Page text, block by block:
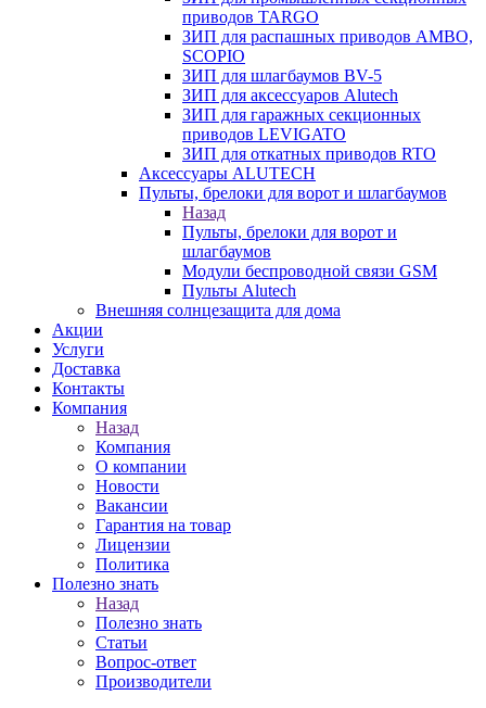
приводов TARGO
ЗИП для распашных приводов AMBO,
SCOPIO
ЗИП для шлагбаумов BV-5
ЗИП для аксессуаров Alutech
ЗИП для гаражных секционных
приводов LEVIGATO
ЗИП для откатных приводов RTO
Аксессуары ALUTECH
Пульты, брелоки для ворот и шлагбаумов
Назад
Пульты, брелоки для ворот и
шлагбаумов
Модули беспроводной связи GSM
Пульты Alutech
Внешняя солнцезащита для дома
Акции
Услуги
Доставка
Контакты
Компания
Назад
Компания
О компании
Новости
Вакансии
Гарантия на товар
Лицензии
Политика
Полезно знать
Назад
Полезно знать
Статьи
Вопрос-ответ
Производители